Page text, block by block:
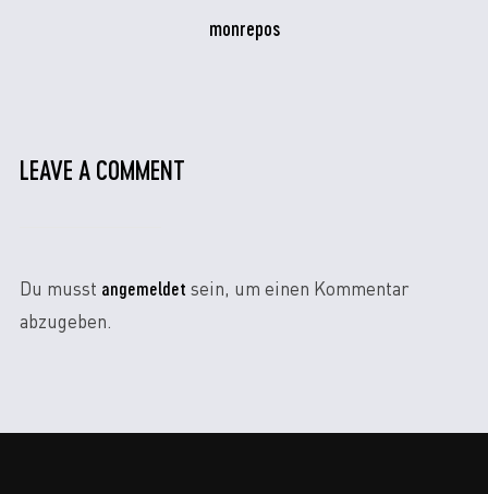
monrepos
LEAVE A COMMENT
Du musst angemeldet sein, um einen Kommentar
abzugeben.